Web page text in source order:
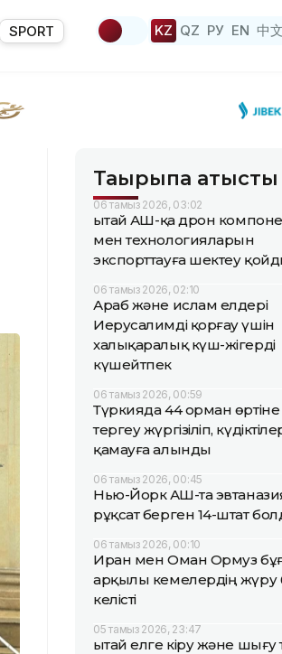
SPORT KZ QZ РУ EN 中文
Тақырыпқа қатысты
06 тамыз 2026, 03:02
Қытай АҚШ-қа дрон
мен технологияларын
экспорттауға шектеу
06 тамыз 2026, 02:10
Араб және ислам елдері
Иерусалимді қорғау үшін
халықаралық күш-жігерді
күшейтпек
06 тамыз 2026, 00:59
Түркияда 44 орман
тергеу жүргізіліп,
қамауға алынды
06 тамыз 2026, 00:45
Нью-Йорк АҚШ-та
рұқсат берген 14-штат
06 тамыз 2026, 00:10
Иран мен Оман Ормуз
арқылы кемелердің жүру
келісті
05 тамыз 2026, 23:47
Қытай елге кіру және шығу